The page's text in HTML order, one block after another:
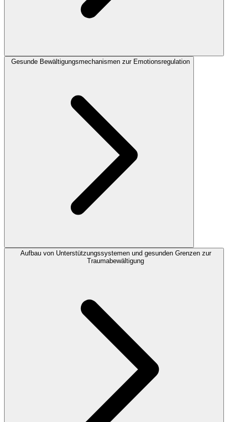
Gesunde Bewältigungsmechanismen zur Emotionsregulation
Aufbau von Unterstützungssystemen und gesunden Grenzen zur
Traumabewältigung